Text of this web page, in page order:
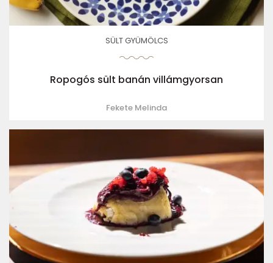
SÜLT GYÜMÖLCS
Ropogós sült banán villámgyorsan
Fekete Melinda